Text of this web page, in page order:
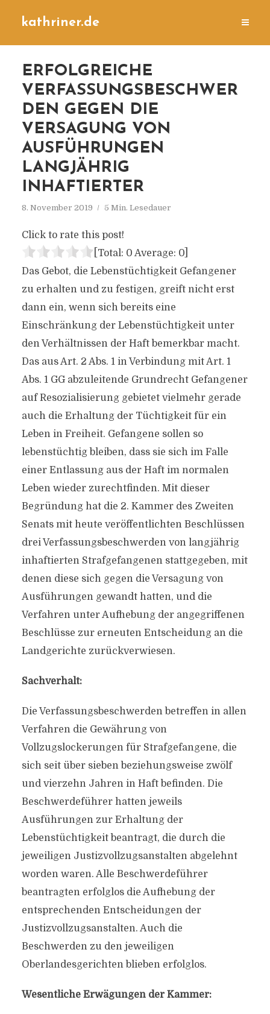
kathriner.de
ERFOLGREICHE
VERFASSUNGSBESCHWER
DEN GEGEN DIE
VERSAGUNG VON
AUSFÜHRUNGEN
LANGJÄHRIG
INHAFTIERTER
8. November 2019 5 Min. Lesedauer
Click to rate this post!
[Total: 0 Average: 0]
Das Gebot, die Lebenstüchtigkeit Gefangener
zu erhalten und zu festigen, greift nicht erst
dann ein, wenn sich bereits eine
Einschränkung der Lebenstüchtigkeit unter
den Verhältnissen der Haft bemerkbar macht.
Das aus Art. 2 Abs. 1 in Verbindung mit Art. 1
Abs. 1 GG abzuleitende Grundrecht Gefangener
auf Resozialisierung gebietet vielmehr gerade
auch die Erhaltung der Tüchtigkeit für ein
Leben in Freiheit. Gefangene sollen so
lebenstüchtig bleiben, dass sie sich im Falle
einer Entlassung aus der Haft im normalen
Leben wieder zurechtfinden. Mit dieser
Begründung hat die 2. Kammer des Zweiten
Senats mit heute veröffentlichten Beschlüssen
drei Verfassungsbeschwerden von langjährig
inhaftierten Strafgefangenen stattgegeben, mit
denen diese sich gegen die Versagung von
Ausführungen gewandt hatten, und die
Verfahren unter Aufhebung der angegriffenen
Beschlüsse zur erneuten Entscheidung an die
Landgerichte zurückverwiesen.
Sachverhalt:
Die Verfassungsbeschwerden betreffen in allen
Verfahren die Gewährung von
Vollzugslockerungen für Strafgefangene, die
sich seit über sieben beziehungsweise zwölf
und vierzehn Jahren in Haft befinden. Die
Beschwerdeführer hatten jeweils
Ausführungen zur Erhaltung der
Lebenstüchtigkeit beantragt, die durch die
jeweiligen Justizvollzugsanstalten abgelehnt
worden waren. Alle Beschwerdeführer
beantragten erfolglos die Aufhebung der
entsprechenden Entscheidungen der
Justizvollzugsanstalten. Auch die
Beschwerden zu den jeweiligen
Oberlandesgerichten blieben erfolglos.
Wesentliche Erwägungen der Kammer: